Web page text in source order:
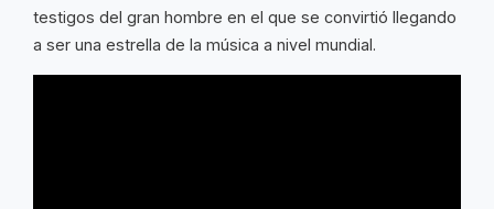
testigos del gran hombre en el que se convirtió llegando
a ser una estrella de la música a nivel mundial.